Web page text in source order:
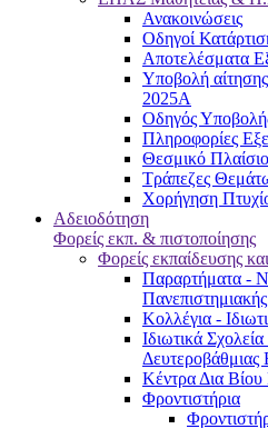
Ανακοινώσεις
Oδηγοί
Αποτελέσματα
Υποβολή αίτησης
2025Α
Οδηγός
Πληροφορίες
Θεσμικό Πλαίσιο
Τράπεζες
Χορήγηση
Αδειοδότηση
Φορείς εκπ. & πιστοποίησης
Φορείς εκπαίδευσης
Παραρτήματα -
Κολλέγια -
Ιδιωτικά
Δευτεροβάθμιας
Κέντρα Δια
Φροντιστήρια